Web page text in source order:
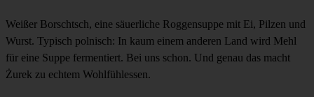
Weißer Borschtsch, eine säuerliche Roggensuppe mit Ei, Pilzen und
Wurst. Typisch polnisch: In kaum einem anderen Land wird Mehl
für eine Suppe fermentiert. Bei uns schon. Und genau das macht
Żurek zu echtem Wohlfühlessen.